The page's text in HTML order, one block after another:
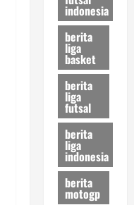
indonesia
berita
liga
basket
berita
liga
futsal
berita
liga
indonesia
berita
motogp